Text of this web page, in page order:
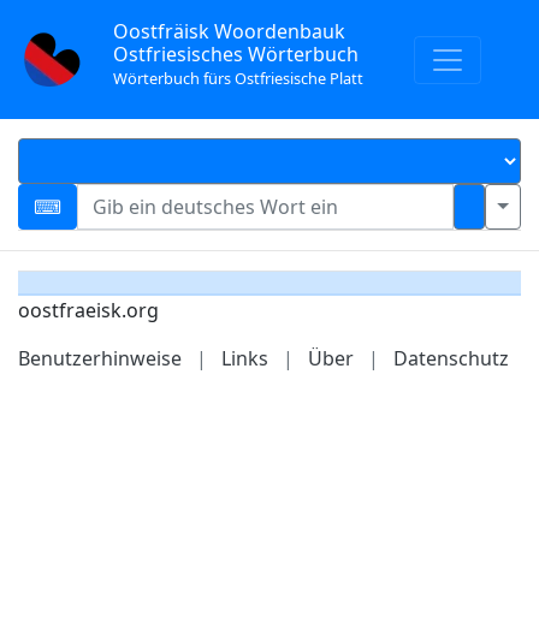
Oostfräisk Woordenbauk
Ostfriesisches Wörterbuch
Wörterbuch fürs Ostfriesische Platt
oostfraeisk.org
Benutzerhinweise
| Links | Über | Datenschutz